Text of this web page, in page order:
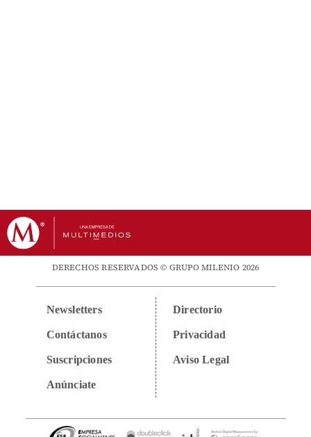
DERECHOS RESERVADOS © GRUPO MILENIO 2026
Newsletters
Contáctanos
Suscripciones
Anúnciate
Directorio
Privacidad
Aviso Legal